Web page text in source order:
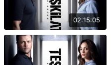
02:15:05